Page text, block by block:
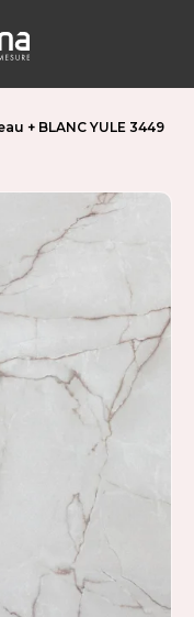
+ BLANC YULE 3449